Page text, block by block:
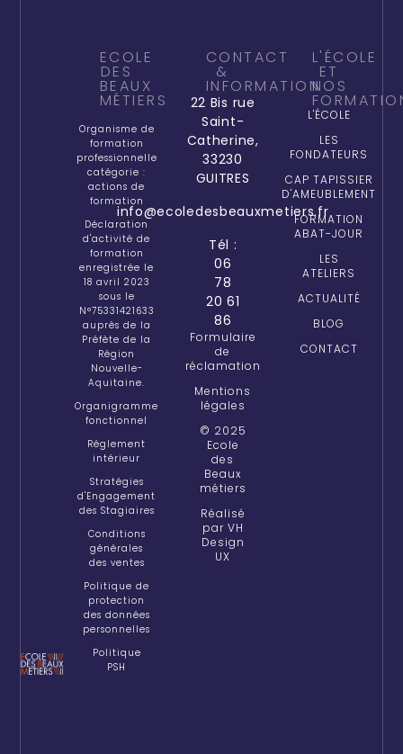
ECOLE
DES
BEAUX
MÉTIERS
Organisme de
formation
professionnelle
catégorie :
actions de
formation
Déclaration
d'activité de
formation
enregistrée le
18 avril 2023
sous le
N°75331421633
auprès de la
Préfète de la
Région
Nouvelle-
Aquitaine.
Organigramme
fonctionnel
Réglement
intérieur
Stratégies
d'Engagement
des Stagiaires
Conditions
générales
des ventes
Politique de
protection
des données
personnelles
Politique
PSH
CONTACT
&
INFORMATION
22 Bis rue
Saint-
Catherine,
33230
GUITRES
info@ecoledesbeauxmetiers.fr
Tél :
06
78
20 61
86
Formulaire
de
réclamation
Mentions
légales
© 2025
Ecole
des
Beaux
métiers
Réalisé
par VH
Design
UX
L'ÉCOLE
ET
NOS
L'ÉCOLE
LES
FONDATEURS
CAP TAPISSIER
D'AMEUBLEMENT
FORMATION
ABAT-JOUR
LES
ATELIERS
ACTUALITÉ
BLOG
CONTACT